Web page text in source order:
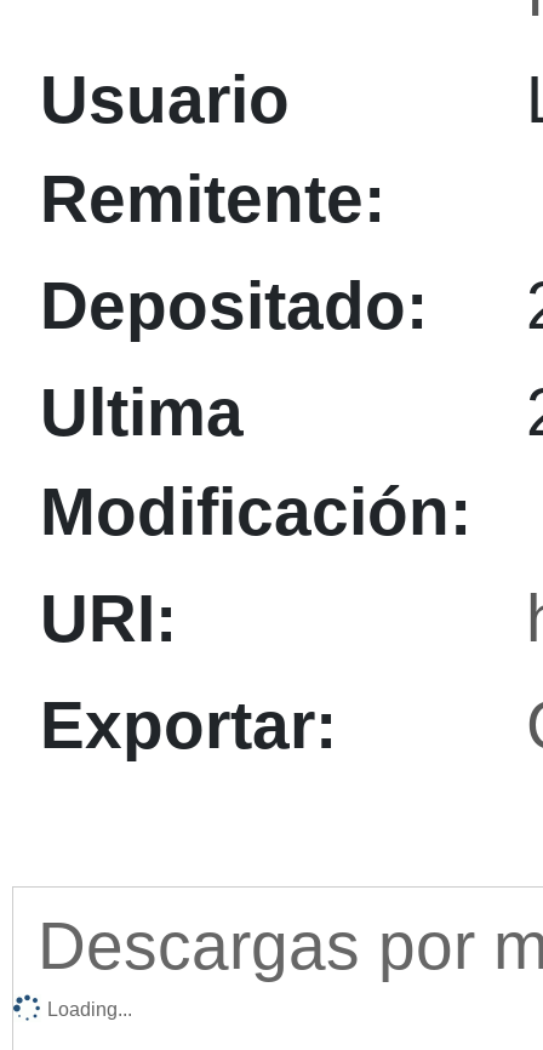
Usuario
Remitente:
Depositado:
Ultima
Modificación:
URI:
Exportar:
Descargas por
Loading...